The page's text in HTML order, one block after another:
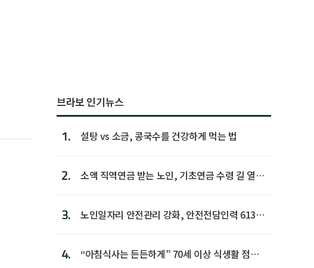
브라보 인기뉴스
1. 설탕 vs 소금, 콩국수를 건강하게 먹는 법
2.
소액 직역연금 받는 노인, 기초연금 수령 길 열린
3.
노인일자리 안전관리 강화, 안전전담인력 613명
4.
“아침식사는 든든하게” 70세 이상 식생활 점수